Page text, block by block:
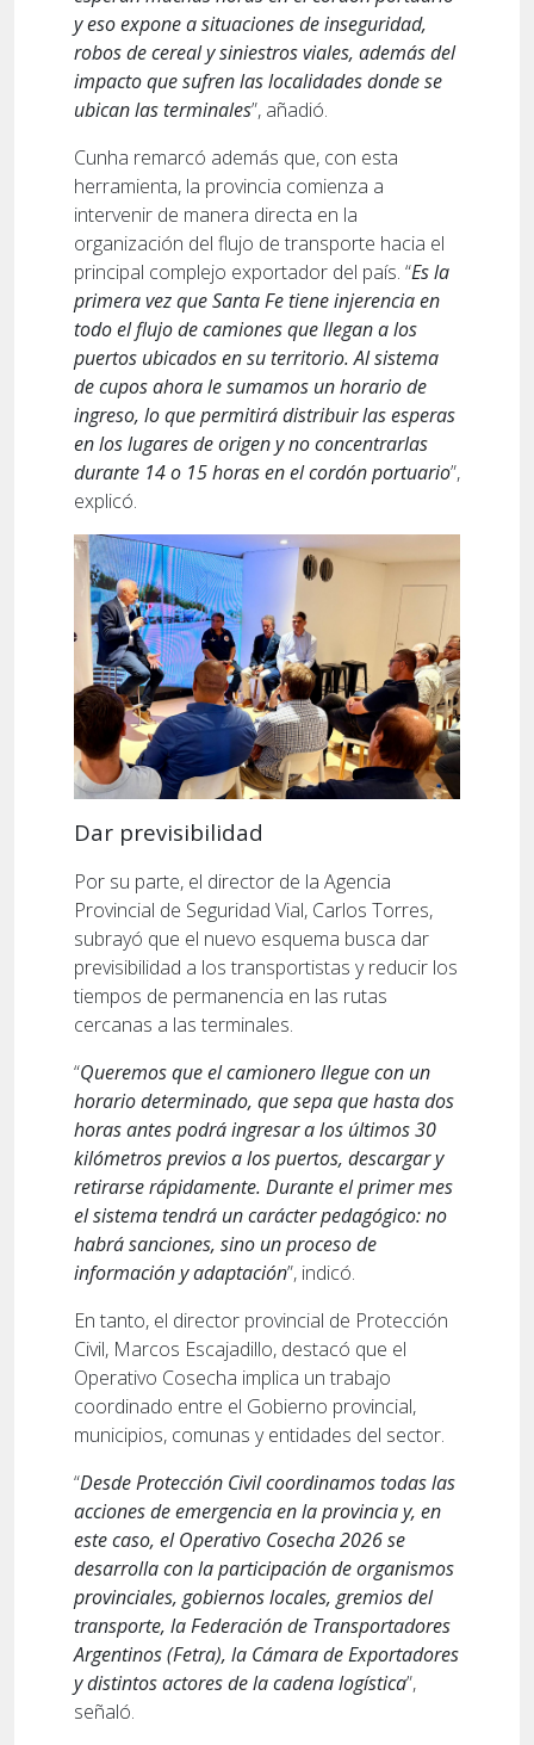
y eso expone a situaciones de inseguridad,
robos de cereal y siniestros viales, además del
impacto que sufren las localidades donde se
ubican las terminales”, añadió.
Cunha remarcó además que, con esta
herramienta, la provincia comienza a
intervenir de manera directa en la
organización del flujo de transporte hacia el
principal complejo exportador del país. “Es la
primera vez que Santa Fe tiene injerencia en
todo el flujo de camiones que llegan a los
puertos ubicados en su territorio. Al sistema
de cupos ahora le sumamos un horario de
ingreso, lo que permitirá distribuir las esperas
en los lugares de origen y no concentrarlas
durante 14 o 15 horas en el cordón portuario”,
explicó.
Dar previsibilidad
Por su parte, el director de la Agencia
Provincial de Seguridad Vial, Carlos Torres,
subrayó que el nuevo esquema busca dar
previsibilidad a los transportistas y reducir los
tiempos de permanencia en las rutas
cercanas a las terminales.
“Queremos que el camionero llegue con un
horario determinado, que sepa que hasta dos
horas antes podrá ingresar a los últimos 30
kilómetros previos a los puertos, descargar y
retirarse rápidamente. Durante el primer mes
el sistema tendrá un carácter pedagógico: no
habrá sanciones, sino un proceso de
información y adaptación”, indicó.
En tanto, el director provincial de Protección
Civil, Marcos Escajadillo, destacó que el
Operativo Cosecha implica un trabajo
coordinado entre el Gobierno provincial,
municipios, comunas y entidades del sector.
“Desde Protección Civil coordinamos todas las
acciones de emergencia en la provincia y, en
este caso, el Operativo Cosecha 2026 se
desarrolla con la participación de organismos
provinciales, gobiernos locales, gremios del
transporte, la Federación de Transportadores
Argentinos (Fetra), la Cámara de Exportadores
y distintos actores de la cadena logística”,
señaló.